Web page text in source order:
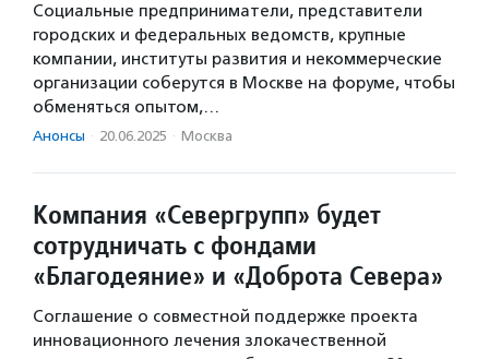
Социальные предприниматели, представители
городских и федеральных ведомств, крупные
компании, институты развития и некоммерческие
организации соберутся в Москве на форуме, чтобы
обменяться опытом,…
Анонсы · 20.06.2025 · Москва
Компания «Севергрупп» будет
сотрудничать с фондами
«Благодеяние» и «Доброта Севера»
Соглашение о совместной поддержке проекта
инновационного лечения злокачественной